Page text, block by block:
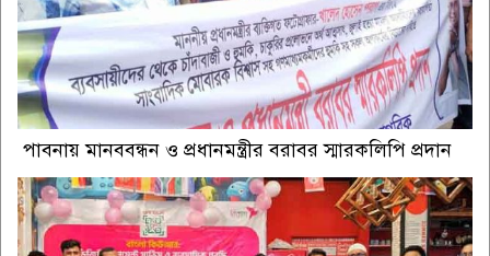
পাবনায় মানববন্ধন ও প্রধানমন্ত্রীর বরাবর স্মারকলিপি প্রদান